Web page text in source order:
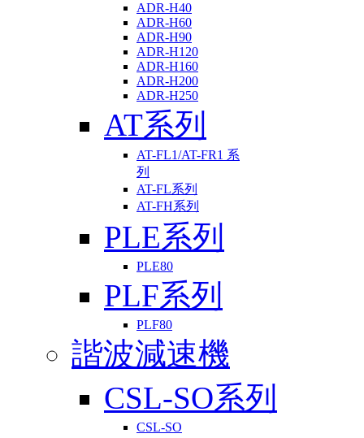
ADR-H40
ADR-H60
ADR-H90
ADR-H120
ADR-H160
ADR-H200
ADR-H250
AT系列
AT-FL1/AT-FR1 系
列
AT-FL系列
AT-FH系列
PLE系列
PLE80
PLF系列
PLF80
諧波減速機
CSL-SO系列
CSL-SO